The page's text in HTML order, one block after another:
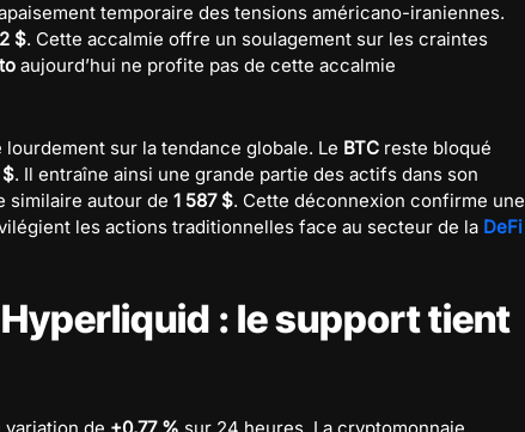
temporaire des tensions américano-iraniennes.
$. Cette accalmie offre un soulagement sur les craintes
aujourd’hui ne profite pas de cette accalmie
sur la tendance globale. Le BTC reste bloqué
$. Il entraîne ainsi une grande partie des actifs dans son
similaire autour de 1 587 $. Cette déconnexion confirme une
les actions traditionnelles face au secteur de la DeFi
: le support tient